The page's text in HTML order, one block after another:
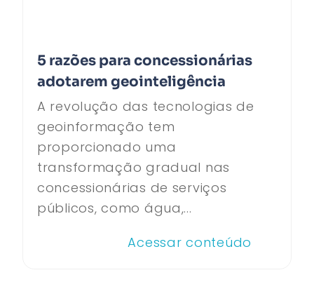
5 razões para concessionárias
adotarem geointeligência
A revolução das tecnologias de
geoinformação tem
proporcionado uma
transformação gradual nas
concessionárias de serviços
públicos, como água,...
Acessar conteúdo